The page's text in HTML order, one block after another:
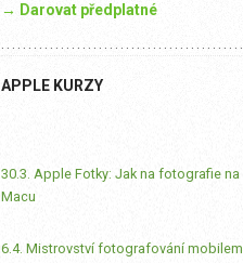
→ Darovat předplatné
APPLE KURZY
30.3. Apple Fotky: Jak na fotografie na
Macu
6.4. Mistrovství fotografování mobilem